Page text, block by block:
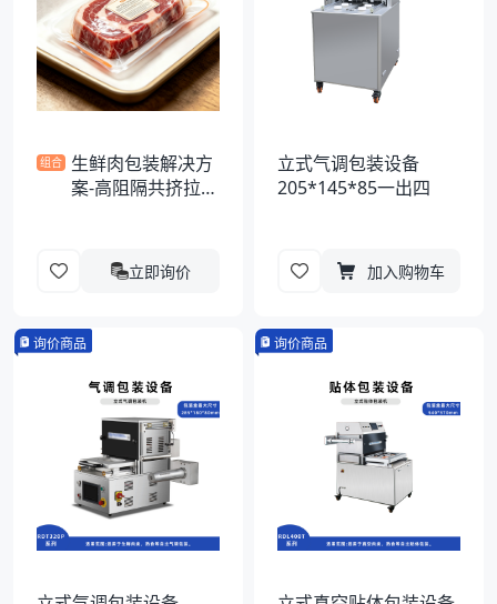
组合 生鲜肉包装解决方
案-高阻隔共挤拉伸
立即询价
立式气调包装设备
205*145*85一出四
加入购物车
询价商品 询价商品